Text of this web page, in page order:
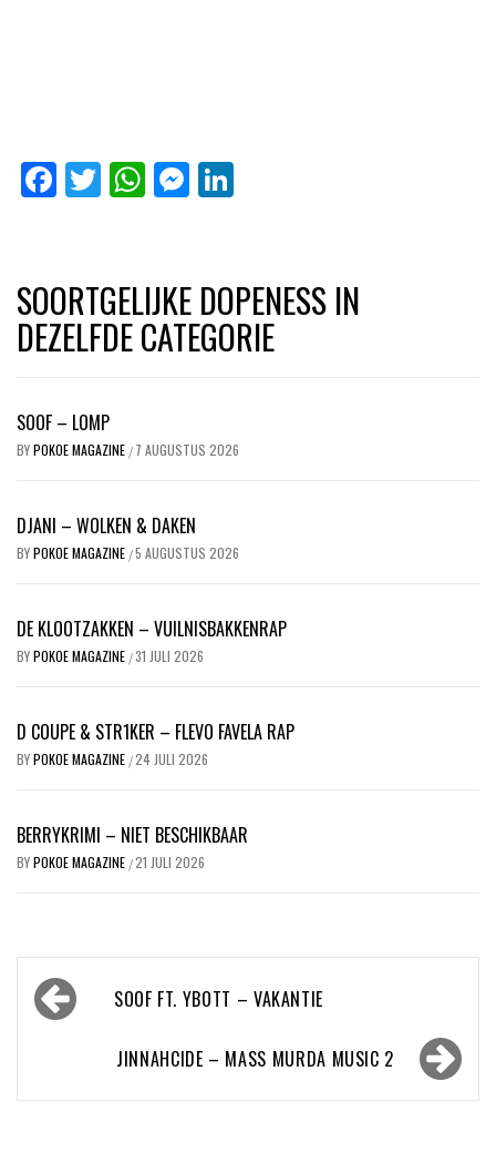
Facebook
Twitter
WhatsApp
Messenger
SOORTGELIJKE DOPENESS IN
DEZELFDE CATEGORIE
SOOF – LOMP
BYPOKOE MAGAZINE / 7 AUGUSTUS 2026
DJANI – WOLKEN & DAKEN
BYPOKOE MAGAZINE /5 AUGUSTUS 2026
DE KLOOTZAKKEN – VUILNISBAKKENRAP
BYPOKOE MAGAZINE /31 JULI 2026
D COUPE & STR1KER – FLEVO FAVELA RAP
BYPOKOE MAGAZINE /24 JULI 2026
BERRYKRIMI – NIET BESCHIKBAAR
BYPOKOE MAGAZINE /21 JULI 2026
Bericht
navigatieSOOF FT. YBOTT – VAKANTIE
JINNAHCIDE – MASS MURDA MUSIC 2